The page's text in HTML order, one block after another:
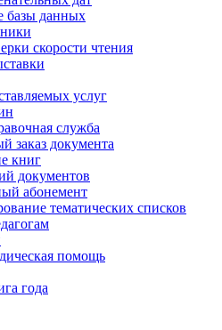
базы данных
скорости чтения
услуг
служба
заказ документа
книг
документов
абонемент
тематических списков
помощь
года